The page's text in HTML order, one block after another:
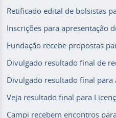
Retificado edital de bolsistas
Inscrições para apresentação
Fundação recebe propostas
Divulgado resultado final de
Divulgado resultado final
Veja resultado final para
Campi recebem encontros